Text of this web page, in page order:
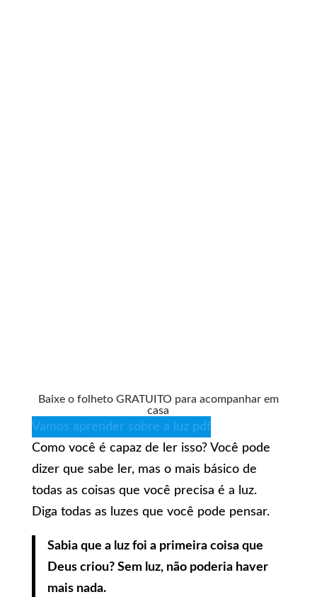
Baixe o folheto GRATUITO para acompanhar em
casa
Vamos aprender sobre a luz pdf
Como você é capaz de ler isso? Você pode
dizer que sabe ler, mas o mais básico de
todas as coisas que você precisa é a luz.
Diga todas as luzes que você pode pensar.
Sabia que a luz foi a primeira coisa que
Deus criou? Sem luz, não poderia haver
mais nada.